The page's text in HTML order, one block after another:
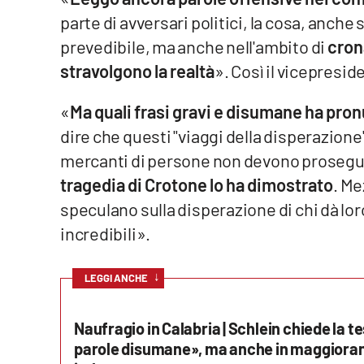
Venti di comunicazione
Streaming
LaC Network
parte di avversari politici, la cosa,
prevedibile, ma anche nell'ambito di
stravolgono la realtà». Così il
«Ma quali frasi gravi e disumane ha
dire che questi "viaggi della
mercanti di persone non devono
tragedia di Crotone lo ha dimostrato .
speculano sulla disperazione di chi dà
incredibili».
LEGGI ANCHE ↓
Naufragio in Calabria | Schlein chiede la
parole disumane», ma anche in